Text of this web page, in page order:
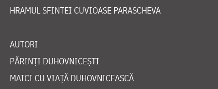
HRAMUL SFINTEI CUVIOASE PARASCHEVA
AUTORI
PĂRINȚI DUHOVNICEȘTI
MAICI CU VIAȚĂ DUHOVNICEASCĂ